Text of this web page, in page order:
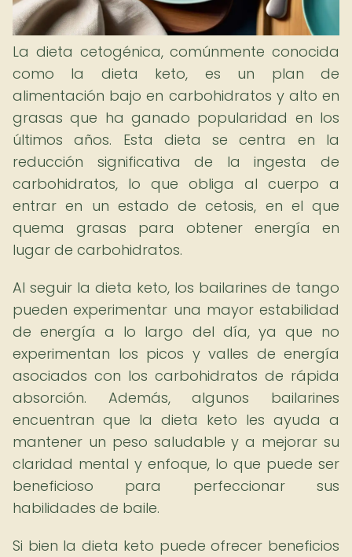
La dieta cetogénica, comúnmente conocida
como la dieta keto, es un plan de
alimentación bajo en carbohidratos y alto en
grasas que ha ganado popularidad en los
últimos años. Esta dieta se centra en la
reducción significativa de la ingesta de
carbohidratos, lo que obliga al cuerpo a
entrar en un estado de cetosis, en el que
quema grasas para obtener energía en
lugar de carbohidratos.
Al seguir la dieta keto, los bailarines de tango
pueden experimentar una mayor estabilidad
de energía a lo largo del día, ya que no
experimentan los picos y valles de energía
asociados con los carbohidratos de rápida
absorción. Además, algunos bailarines
encuentran que la dieta keto les ayuda a
mantener un peso saludable y a mejorar su
claridad mental y enfoque, lo que puede ser
beneficioso para perfeccionar sus
habilidades de baile.
Si bien la dieta keto puede ofrecer beneficios